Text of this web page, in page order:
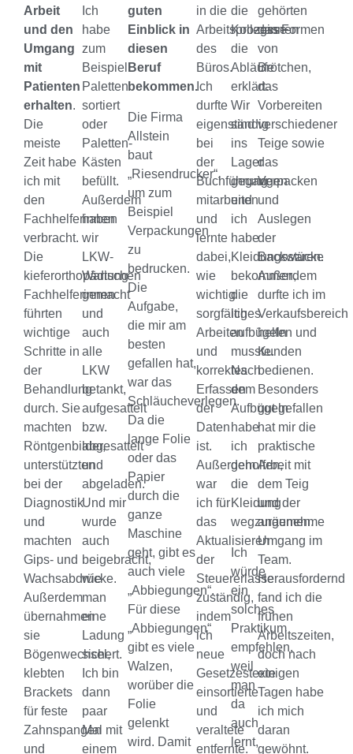
Arbeit
und den
Umgang
mit
Patienten
erhalten.
Die
meiste
Zeit habe
ich mit
den
Fachhelferinnen
verbracht.
Die
kieferorthopädischen
Fachhelferinnen
führten
wichtige
Schritte in
der
Behandlung
durch. Sie
machten
Röntgenbilder,
unterstützten
bei der
Diagnostik
und
machten
Gips- und
Wachsabdrücke.
Außerdem
übernahmen
sie
Bögenwechsel,
klebten
Brackets
für feste
Zahnspangen
und
Ich
habe
zum
Beispiel
Paletten
sortiert
oder
Paletten-
Kästen
befüllt.
Außerdem
haben
wir
LKW-
Wartung
gemacht
und
auch
alle
LKW
betankt,
aufgesattelt
bzw.
abgesattelt
und
abgeladen.
Und mir
wurde
auch
beigebracht,
wie
man
eine
Ladung
sichert.
Ich bin
dann
paar
Mal mit
einem
guten
Einblick in
diesen
Beruf
bekommen.
Die Firma
Allstein
baut
„Riesendrucker“,
um zum
Beispiel
Verpackungen
zu
bedrucken.
Die
Aufgabe,
die mir am
besten
gefallen hat,
war das
Schläucheverlegen.
Da die
lange Folie
oder das
Papier
durch die
ganze
Maschine
geht, gibt es
auch viele
„Abbiegungen“.
Für diese
„Abbiegungen“
gibt es viele
Walzen,
worüber die
Folie
gelenkt
wird. Damit
in die
Arbeitsprozesse
des
Büros.
Ich
durfte
eigenständig
bei
der
Buchführung
mitarbeiten
und
lernte
dabei,
wie
wichtig
sorgfältiges
Arbeiten
und
korrektes
Erfassen
der
Daten
ist.
Außerdem
war
ich für
das
Aktualisieren
der
Steuererlasse
zuständig,
indem
ich
neue
Gesetzestexte
einsortierte
und
veraltete
entfernte.
die
Kolleginnen
die
Abläufe
erklärt.
Wir
sind
ins
Lager
gegangen
und
ich
habe
Kleidungsstücke
bekommen,
die
ich
aufbügeln
musste.
Nach
dem
Aufbügeln
habe
ich
geholfen,
die
Kleidung
wegzuräumen.
Ich
würde
ein
solches
Praktikum
empfehlen,
weil
man
da
auch
lernt,
gehörten
das Formen
von
Brötchen,
das
Vorbereiten
verschiedener
Teige sowie
das
Verpacken
und
Auslegen
der
Backwaren.
Außerdem
durfte ich im
Verkaufsbereich
helfen und
Kunden
bedienen.
Besonders
gut gefallen
hat mir die
praktische
Arbeit mit
dem Teig
und der
angenehme
Umgang im
Team.
Herausfordernd
fand ich die
frühen
Arbeitszeiten,
doch nach
einigen
Tagen habe
ich mich
daran
gewöhnt.